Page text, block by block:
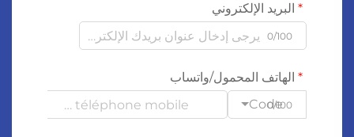
البريد الإلكتروني
0/100
الهاتف المحمول/واتساب
Code
0/100